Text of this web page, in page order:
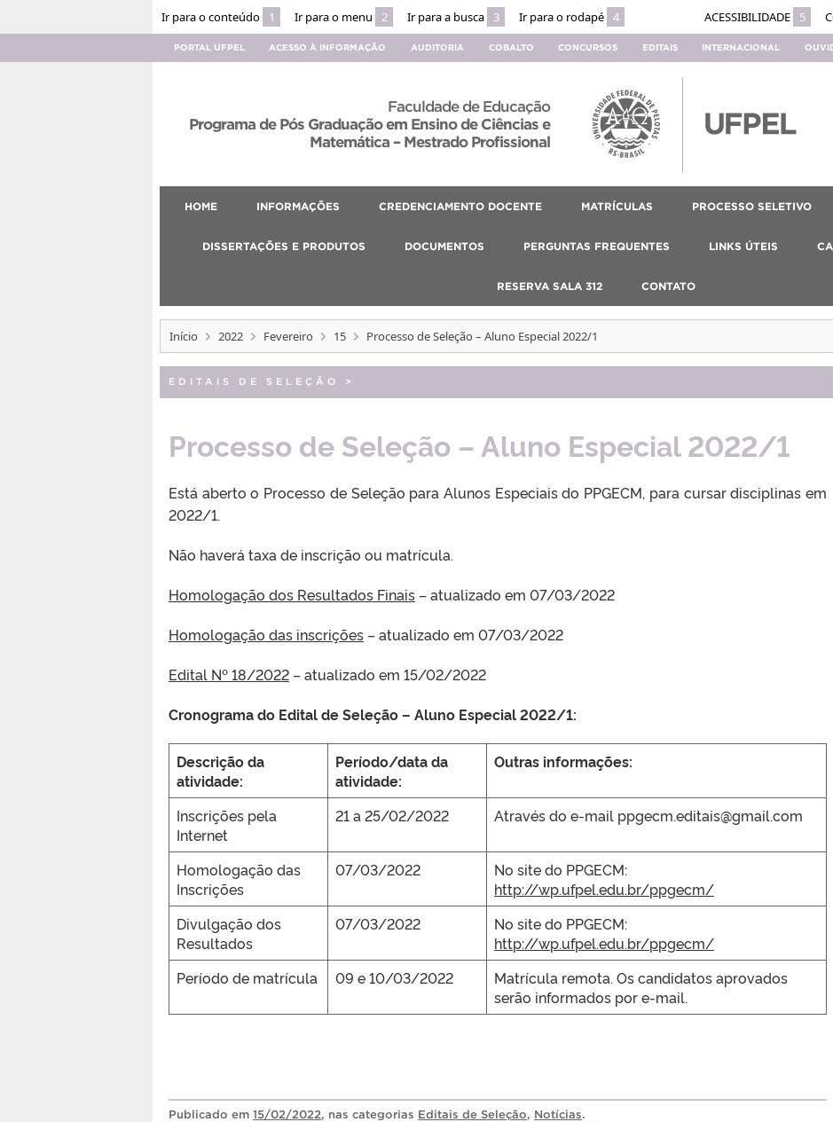
Ir para o conteúdo 1 Ir para o menu 2 Ir para a busca 3 Ir para o rodapé 4 ACESSIBILIDADE 5
PORTAL UFPEL ACESSO À INFORMAÇÃO AUDITORIA COBALTO CONCURSOS EDITAIS INTERNACIONAL
Faculdade de Educação
Programa de Pós Graduação em Ensino de Ciências e
Matemática – Mestrado Profissional
HOME INFORMAÇÕES CREDENCIAMENTO DOCENTE MATRÍCULAS PROCESSO SELETIVO
DISSERTAÇÕES E PRODUTOS DOCUMENTOS PERGUNTAS FREQUENTES LINKS ÚTEIS
RESERVA SALA 312 CONTATO
Início 2022 Fevereiro 15 Processo de Seleção – Aluno Especial 2022/1
EDITAIS DE SELEÇÃO >
Processo de Seleção – Aluno Especial 2022/1
Está aberto o Processo de Seleção para Alunos Especiais do PPGECM, para cursar disciplinas em
2022/1.
Não haverá taxa de inscrição ou matrícula.
Homologação dos Resultados Finais – atualizado em 07/03/2022
Homologação das inscrições – atualizado em 07/03/2022
Edital Nº 18/2022 – atualizado em 15/02/2022
Cronograma do Edital de Seleção – Aluno Especial 2022/1:
Descrição da
atividade:
Período/data da
atividade:
Outras informações:
Inscrições pela
Internet
21 a 25/02/2022 Através do e-mail ppgecm.editais@gmail.com
Homologação das
Inscrições
07/03/2022
No site do PPGECM:
http://wp.ufpel.edu.br/ppgecm/
Divulgação dos
Resultados
07/03/2022
No site do PPGECM:
http://wp.ufpel.edu.br/ppgecm/
Período de matrícula
09 e 10/03/2022
Matrícula remota. Os candidatos aprovados
serão informados por e-mail.
Publicado em 15/02/2022, nas categorias Editais de Seleção, Notícias.